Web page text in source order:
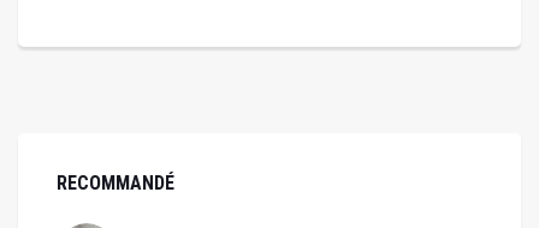
RECOMMANDÉ